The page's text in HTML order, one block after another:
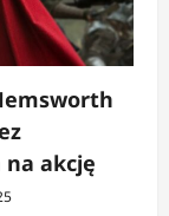
akcję